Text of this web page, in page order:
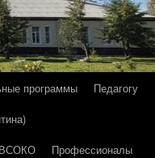
программы
Педагогу
ВСОКО
Профессионалы